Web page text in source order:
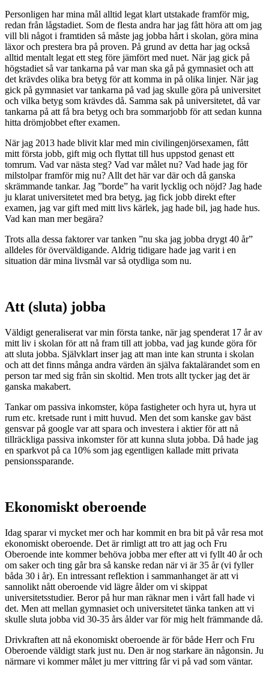
Personligen har mina mål alltid legat klart utstakade framför mig,
redan från lågstadiet. Som de flesta andra har jag fått höra att om jag
vill bli något i framtiden så måste jag jobba hårt i skolan, göra mina
läxor och prestera bra på proven. På grund av detta har jag också
alltid mentalt legat ett steg före jämfört med nuet. När jag gick på
högstadiet så var tankarna på var man ska gå på gymnasiet och att
det krävdes olika bra betyg för att komma in på olika linjer. När jag
gick på gymnasiet var tankarna på vad jag skulle göra på universitet
och vilka betyg som krävdes då. Samma sak på universitetet, då var
tankarna på att få bra betyg och bra sommarjobb för att sedan kunna
hitta drömjobbet efter examen.
När jag 2013 hade blivit klar med min civilingenjörsexamen, fått
mitt första jobb, gift mig och flyttat till hus uppstod genast ett
tomrum. Vad var nästa steg? Vad var målet nu? Vad hade jag för
milstolpar framför mig nu? Allt det här var där och då ganska
skrämmande tankar. Jag ”borde” ha varit lycklig och nöjd? Jag hade
ju klarat universitetet med bra betyg, jag fick jobb direkt efter
examen, jag var gift med mitt livs kärlek, jag hade bil, jag hade hus.
Vad kan man mer begära?
Trots alla dessa faktorer var tanken ”nu ska jag jobba drygt 40 år”
alldeles för överväldigande. Aldrig tidigare hade jag varit i en
situation där mina livsmål var så otydliga som nu.
Att (sluta) jobba
Väldigt generaliserat var min första tanke, när jag spenderat 17 år av
mitt liv i skolan för att nå fram till att jobba, vad jag kunde göra för
att sluta jobba. Självklart inser jag att man inte kan strunta i skolan
och att det finns många andra värden än själva faktalärandet som en
person tar med sig från sin skoltid. Men trots allt tycker jag det är
ganska makabert.
Tankar om passiva inkomster, köpa fastigheter och hyra ut, hyra ut
rum etc. kretsade runt i mitt huvud. Men det som kanske gav bäst
gensvar på google var att spara och investera i aktier för att nå
tillräckliga passiva inkomster för att kunna sluta jobba. Då hade jag
en sparkvot på ca 10% som jag egentligen kallade mitt privata
pensionssparande.
Ekonomiskt oberoende
Idag sparar vi mycket mer och har kommit en bra bit på vår resa mot
ekonomiskt oberoende. Det är rimligt att tro att jag och Fru
Oberoende inte kommer behöva jobba mer efter att vi fyllt 40 år och
om saker och ting går bra så kanske redan när vi är 35 år (vi fyller
båda 30 i år). En intressant reflektion i sammanhanget är att vi
sannolikt nått oberoende vid lägre ålder om vi skippat
universitetsstudier. Beror på hur man räknar men i vårt fall hade vi
det. Men att mellan gymnasiet och universitetet tänka tanken att vi
skulle sluta jobba vid 30-35 års ålder var för mig helt främmande då.
Drivkraften att nå ekonomiskt oberoende är för både Herr och Fru
Oberoende väldigt stark just nu. Den är nog starkare än någonsin. Ju
närmare vi kommer målet ju mer vittring får vi på vad som väntar.